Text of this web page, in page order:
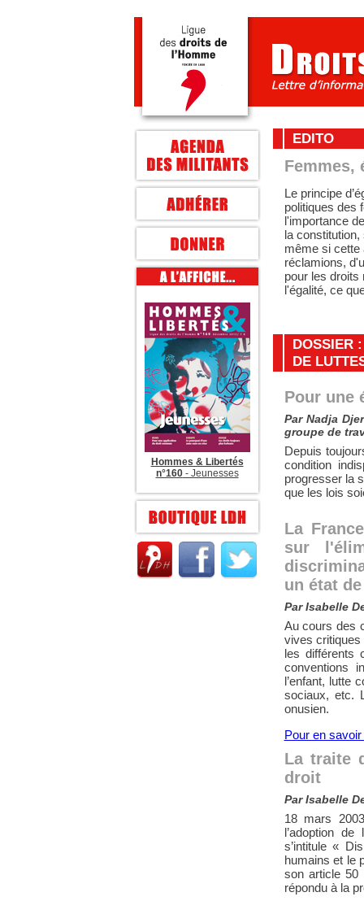
Hommes & Libertés
n°160- Jeunesses
EDITO
Femmes,
Le principe
politiques des
l'importance
la
même si cette
réclamions,
pour les droits
l'égalité, ce
DOSSIER
DE
Pour une
Par Nadja
groupe de
Depuis
condition
progresser la
que les lois
La
sur
un état
Par Isabelle
Au cours des
vives critiques
les différents
conventions
l’enfant, lutte
sociaux, etc.
onusien.
Pour en
La traite
droit
Par Isabelle
18 mars
l’adoption
s’intitule «
humains et le
son article 50
répondu à la